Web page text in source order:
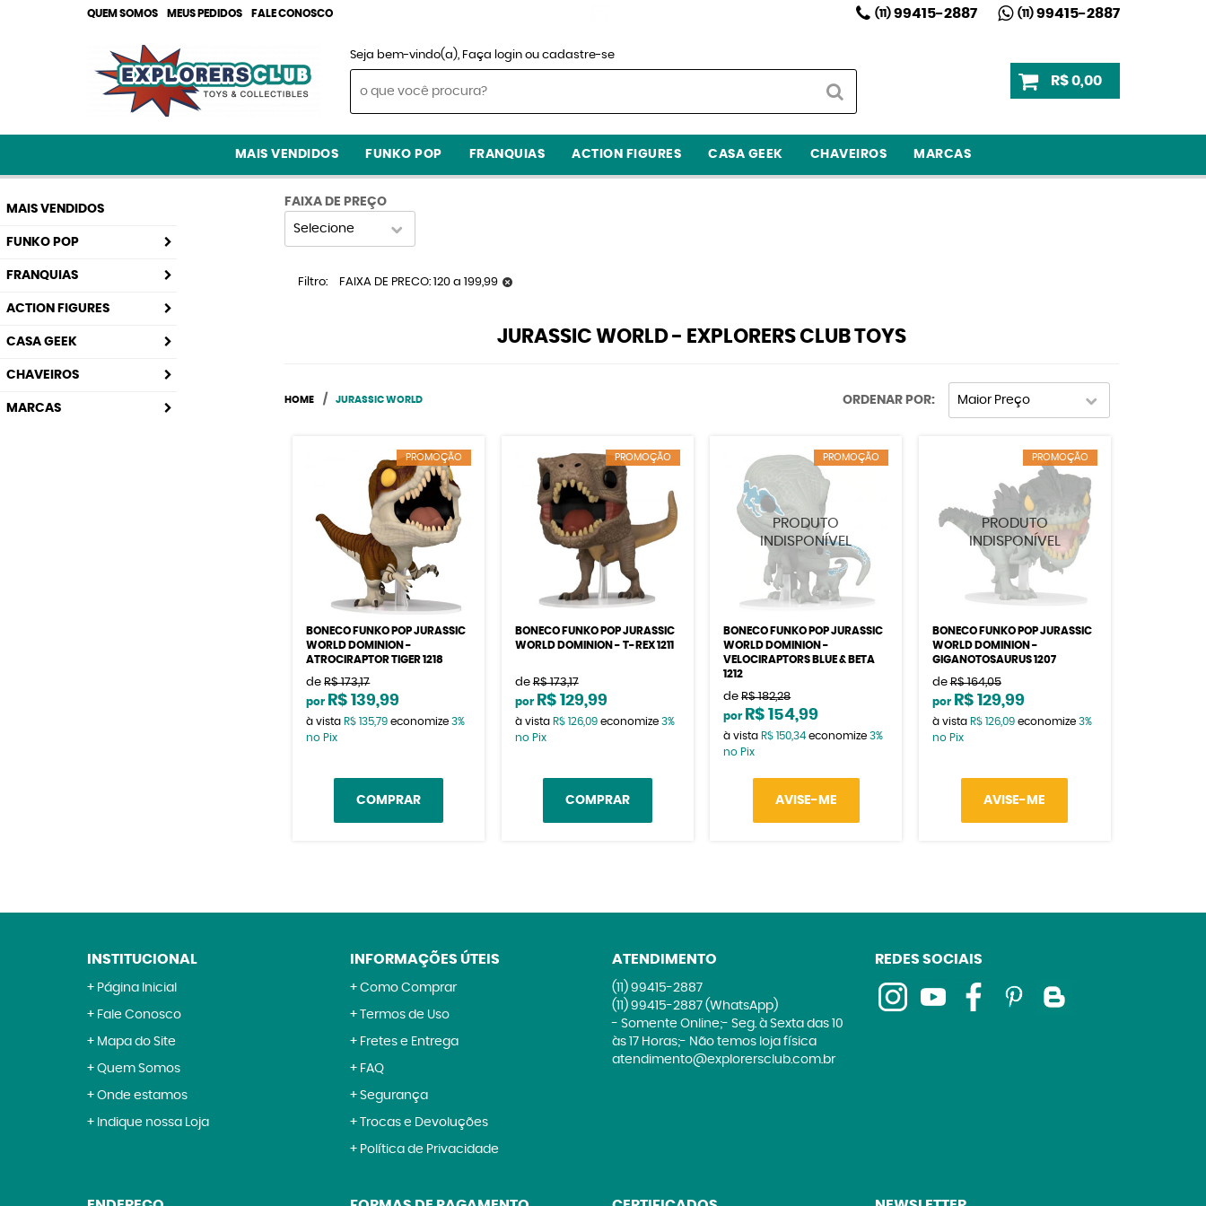
QUEM SOMOS MEUS PEDIDOS FALE CONOSCO (11)99415-2887 (11)99415-2887
Seja bem-vindo(a), Faça login ou cadastre-se
R$ 0,00
MAIS VENDIDOS FUNKO POP FRANQUIAS ACTION FIGURES CASA GEEK CHAVEIROS MARCAS
MAIS VENDIDOS
FUNKO POP
FRANQUIAS
ACTION FIGURES
CASA GEEK
CHAVEIROS
MARCAS
FAIXA DE PREÇO
Selecione
Filtro FAIXA DE PRECO: 120 a 199,99
JURASSIC WORLD - EXPLORERS CLUB TOYS
HOME JURASSIC WORLD ORDENAR POR Maior Preço
PROMOÇÃO
BONECO FUNKO POP JURASSIC
WORLD DOMINION -
ATROCIRAPTOR TIGER 1218
de R$ 173,17
por R$ 139,99
à vista R$ 135,79 economize3%
no Pix
COMPRAR
PROMOÇÃO
BONECO FUNKO POP JURASSIC
WORLD DOMINION - T-REX 1211
de R$ 173,17
por R$ 129,99
à vista R$ 126,09economize 3%
no Pix
COMPRAR
PROMOÇÃO
BONECO FUNKO POP JURASSIC
WORLD DOMINION -
VELOCIRAPTORS BLUE & BETA
1212
de R$ 182,28
por R$ 154,99
à vista R$ 150,34economize3%
no Pix
AVISE-ME
PROMOÇÃO
BONECO FUNKO POP JURASSIC
WORLD DOMINION -
GIGANOTOSAURUS 1207
de R$ 164,05
por R$ 129,99
à vista R$ 126,09economize 3%
no Pix
AVISE-ME
INSTITUCIONAL
Página Inicial
Fale Conosco
Mapa do Site
Quem Somos
Onde estamos
Indique nossa Loja
INFORMAÇÕES ÚTEIS
Como Comprar
Termos de Uso
Fretes e Entrega
FAQ
Segurança
Trocas e Devoluções
Política de Privacidade
ATENDIMENTO
(11) 99415-2887
(11) 99415-2887 (WhatsApp)
- Somente Online;- Seg. à Sexta das 10
às 17 Horas;- Não temos loja física
atendimento@explorersclub.com.br
REDES SOCIAIS